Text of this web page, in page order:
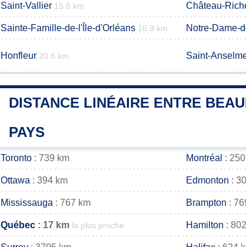
Saint-Vallier 15.8 km Château-
Sainte-Famille-de-l'Île-d'Orléans 16.9 km Notre-Dame-
Honfleur 20.6 km Saint-
DISTANCE LINÉAIRE ENTRE
PAYS
Toronto : 739 km Montréal :
Ottawa : 394 km Edmonton :
Mississauga : 767 km Brampton :
Québec : 17 km la plus proche Hamilton :